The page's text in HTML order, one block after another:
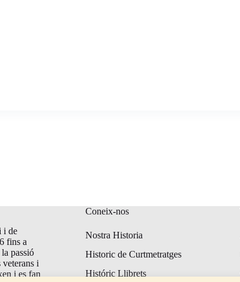
i de
fins a
passió
i
i es fan
Coneix-nos
Nostra Historia
Historic de Curtmetratges
Históric Llibrets